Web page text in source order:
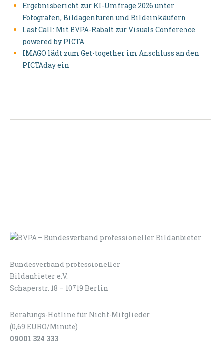
Ergebnisbericht zur KI-Umfrage 2026 unter
Fotografen, Bildagenturen und Bildeinkäufern
Last Call: Mit BVPA-Rabatt zur Visuals Conference
powered by PICTA
IMAGO lädt zum Get-together im Anschluss an den
PICTAday ein
Bundesverband professioneller
Bildanbieter e.V.
Schaperstr. 18 – 10719 Berlin
Beratungs-Hotline für Nicht-Mitglieder
(0,69 EURO/Minute)
09001 324 333